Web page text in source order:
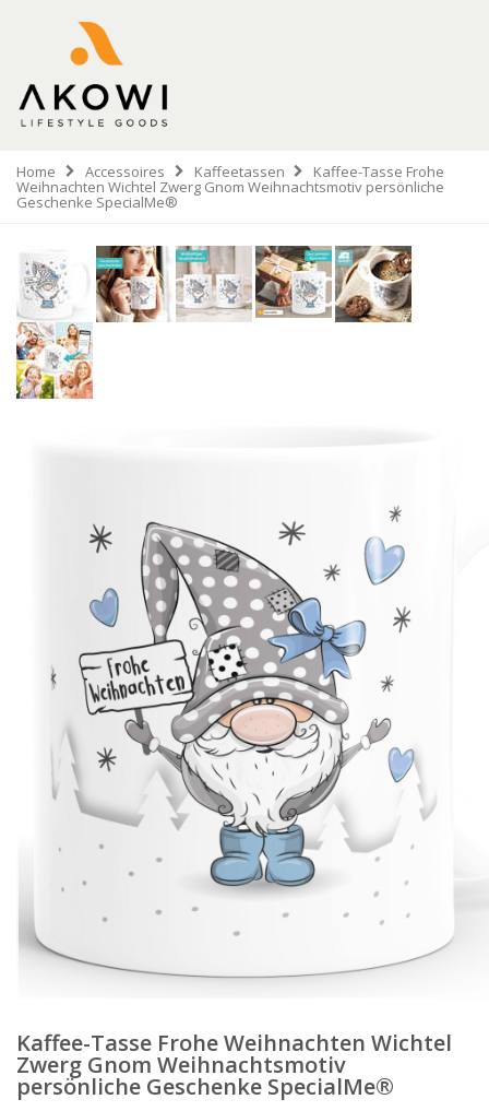
Home Accessoires Kaffeetassen Kaffee-Tasse Frohe
Weihnachten Wichtel Zwerg Gnom Weihnachtsmotiv persönliche
Geschenke SpecialMe®
Kaffee-Tasse Frohe Weihnachten Wichtel
Zwerg Gnom Weihnachtsmotiv
persönliche Geschenke SpecialMe®